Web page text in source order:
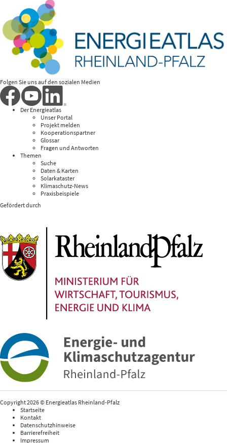
Folgen Sie uns auf den sozialen Medien
Der Energieatlas
Unser Portal
Projekt melden
Kooperationspartner
Glossar
Fragen und Antworten
Themen
Suche
Daten & Karten
Solarkataster
Klimaschutz-News
Praxisbeispiele
Gefördert durch
Copyright 2026 © Energieatlas Rheinland-Pfalz
Startseite
Kontakt
Datenschutzhinweise
Barrierefreiheit
Impressum